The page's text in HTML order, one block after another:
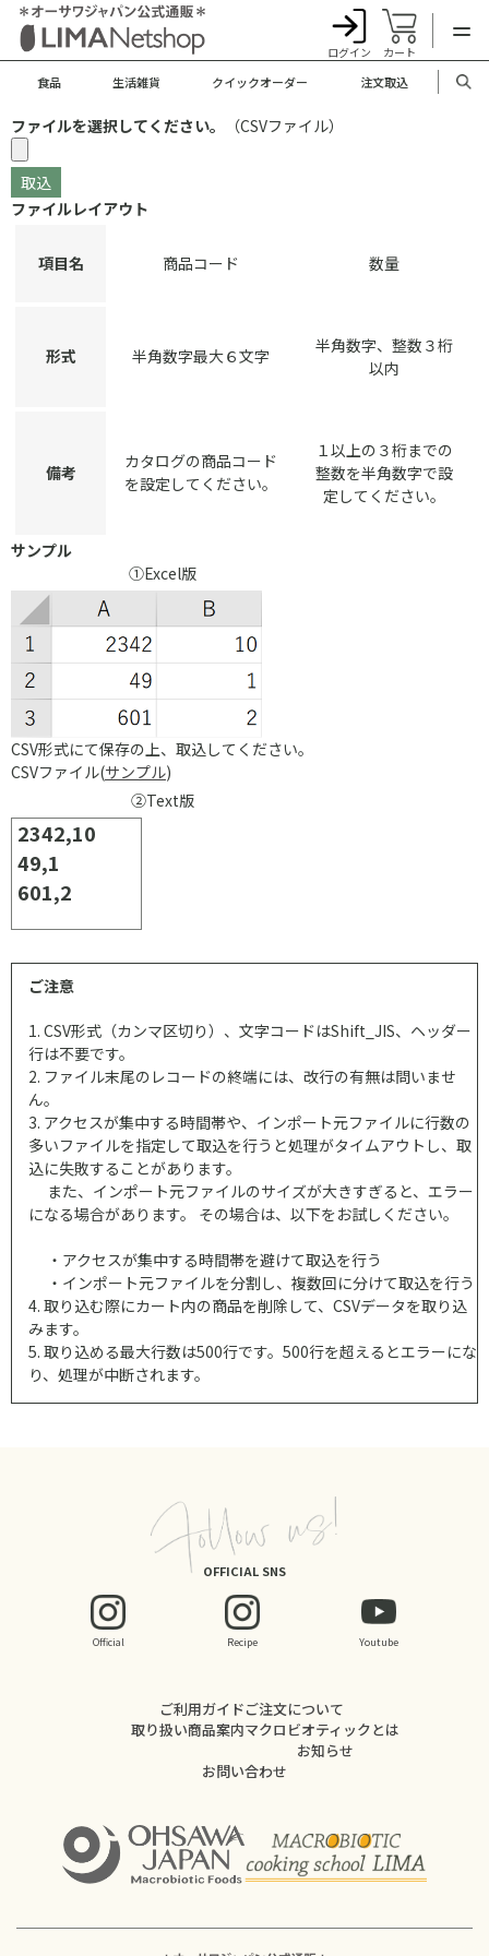
ログイン カート
食品 生活雑貨 クイックオーダー 注文取込
ファイルを選択してください。 （CSVファイル）
ファイルレイアウト
項目名 商品コード 数量
形式 半角数字最大６文字
半角数字、整数３桁
以内
備考
カタログの商品コード
を設定してください。
１以上の３桁までの
整数を半角数字で設
定してください。
サンプル
①Excel版
CSV形式にて保存の上、取込してください。
CSVファイル(サンプル)
②Text版
2342,10
49,1
601,2
ご注意
1. CSV形式（カンマ区切り）、文字コードはShift_JIS、ヘッダー
行は不要です。
2. ファイル末尾のレコードの終端には、改行の有無は問いませ
ん。
3. アクセスが集中する時間帯や、インポート元ファイルに行数の
多いファイルを指定して取込を行うと処理がタイムアウトし、取
込に失敗することがあります。
また、インポート元ファイルのサイズが大きすぎると、エラー
になる場合があります。 その場合は、以下をお試しください。
・アクセスが集中する時間帯を避けて取込を行う
・インポート元ファイルを分割し、複数回に分けて取込を行う
4. 取り込む際にカート内の商品を削除して、CSVデータを取り込
みます。
5. 取り込める最大行数は500行です。500行を超えるとエラーにな
り、処理が中断されます。
OFFICIAL SNS
Official Recipe Youtube
ご利用ガイドご注文について
取り扱い商品案内マクロビオティックとは
お知らせ
お問い合わせ